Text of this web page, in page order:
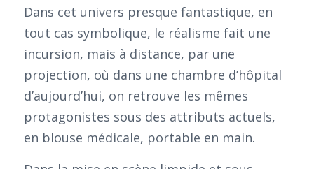
Dans cet univers presque fantastique, en
tout cas symbolique, le réalisme fait une
incursion, mais à distance, par une
projection, où dans une chambre d’hôpital
d’aujourd’hui, on retrouve les mêmes
protagonistes sous des attributs actuels,
en blouse médicale, portable en main.